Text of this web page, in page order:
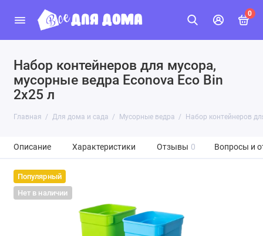
0
Набор контейнеров для мусора,
мусорные ведра Econova Eco Bin
2x25 л
Главная Для дома и сада Мусорные ведра Набор контейнеров
Описание Характеристики Отзывы 0 Вопросы и
Популярный
Нет в наличии